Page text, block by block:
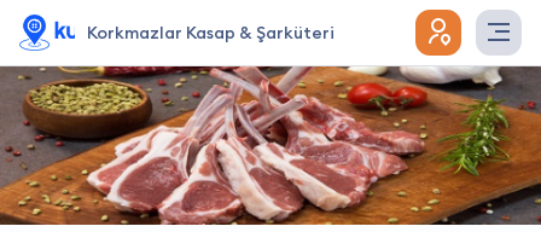
Korkmazlar Kasap & Şarküteri